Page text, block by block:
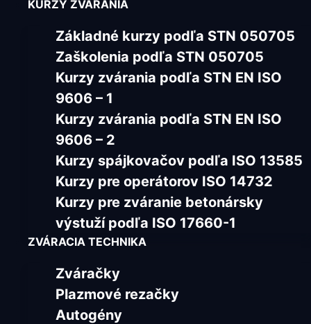
KURZY ZVÁRANIA
Základné kurzy podľa STN 050705
Zaškolenia podľa STN 050705
Kurzy zvárania podľa STN EN ISO
9606 – 1
Kurzy zvárania podľa STN EN ISO
9606 – 2
Kurzy spájkovačov podľa ISO 13585
Kurzy pre operátorov ISO 14732
Kurzy pre zváranie betonársky
výstuží podľa ISO 17660-1
ZVÁRACIA TECHNIKA
Zváračky
Plazmové rezačky
Autogény